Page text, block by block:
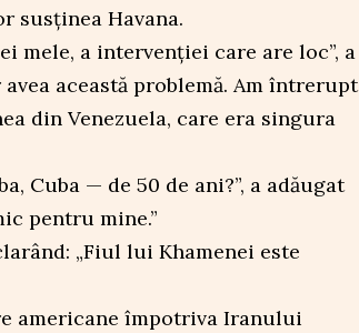
susținea Havana.
mele, a intervenției care are loc”, a
această problemă. Am întrerupt
din Venezuela, care era singura
Cuba — de 50 de ani?”, a adăugat
pentru mine.”
„Fiul lui Khamenei este
americane împotriva Iranului